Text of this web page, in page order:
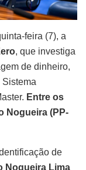
feira (7), a
, que investiga
de dinheiro,
Entre os
Nogueira (PP-
de
Nogueira Lima